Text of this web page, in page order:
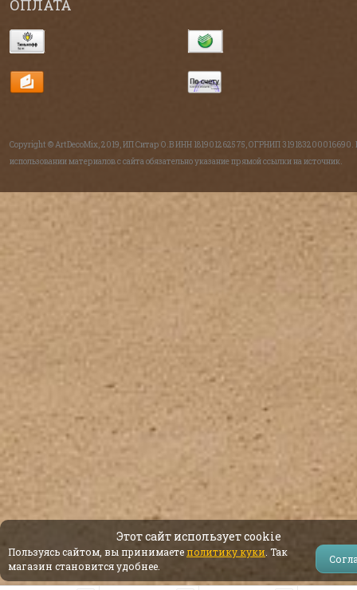
ОПЛАТА
Copyright © ArtDecoMix, 2019, ИП Ситар О.В ИНН 181901262575, ОГРНИП 319183200016690.
использовании материалов с сайта обязательно указание прямой ссылки на источник.
Этот сайт использует cookie
Пользуясь сайтом, вы принимаете политику куки . Так
магазин становится удобнее.